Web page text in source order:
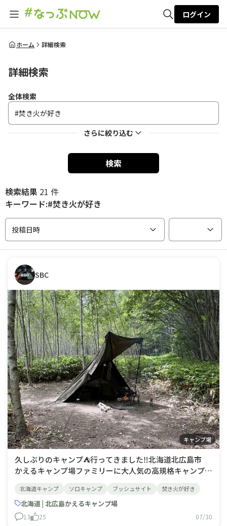
全体検索
ログイン
ホーム 詳細検索
詳細検索
全体検索
さらに絞り込む
検索
検索結果 21 件
キーワード:#焚き火が好き
投稿日時
SBC
キャンプ場
久しぶりのキャンプ⛺️行ってきました‼️北海道北広島市
かえるキャンプ場ファミリーに大人気の高規格キャンプ場
トエリアがあります♪オートサイトやドッグサイト、トレ
ーラーハウスが並ぶメインのサイトとは全くの別世界😮
白樺の木々と竹薮に覆われている木陰サイ
北海道キャンプ ソロキャンプ ブッシュサイト 焚き火が好き
北海道 | 北広島かえるキャンプ場
13 25 07/30